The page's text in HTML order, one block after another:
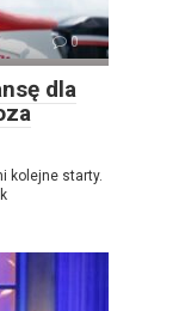
0
dla
kolejne starty.